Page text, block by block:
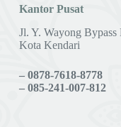
Kantor Pusat
Jl. Y. Wayong
Kota Kendari
– 0878-7618-8778
– 085-241-007-812